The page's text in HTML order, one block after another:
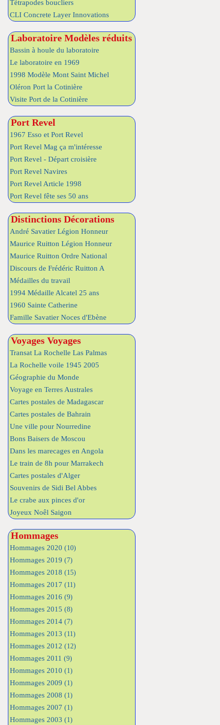
Tétrapodes boucliers
CLI Concrete Layer Innovations
Laboratoire Modèles réduits
Bassin à houle du laboratoire
Le laboratoire en 1969
1998 Modèle Mont Saint Michel
Oléron Port la Cotinière
Visite Port de la Cotinière
Port Revel
1967 Esso et Port Revel
Port Revel Mag ça m'intéresse
Port Revel - Départ croisière
Port Revel Navires
Port Revel Article 1998
Port Revel fête ses 50 ans
Distinctions Décorations
André Savatier Légion Honneur
Maurice Ruitton Légion Honneur
Maurice Ruitton Ordre National
Discours de Frédéric Ruitton A
Médailles du travail
1994 Médaille Alcatel 25 ans
1960 Sainte Catherine
Famille Savatier Noces d'Ebène
Voyages Voyages
Transat La Rochelle Las Palmas
La Rochelle voile 1945 2005
Géographie du Monde
Voyage en Terres Australes
Cartes postales de Madagascar
Cartes postales de Bahrain
Une ville pour Nourredine
Bons Baisers de Moscou
Dans les marecages en Angola
Le train de 8h pour Marrakech
Cartes postales d'Alger
Souvenirs de Sidi Bel Abbes
Le crabe aux pinces d'or
Joyeux Noêl Saigon
Hommages
Hommages 2020 (10)
Hommages 2019 (7)
Hommages 2018 (15)
Hommages 2017 (11)
Hommages 2016 (9)
Hommages 2015 (8)
Hommages 2014 (7)
Hommages 2013 (11)
Hommages 2012 (12)
Hommages 2011 (9)
Hommages 2010 (1)
Hommages 2009 (1)
Hommages 2008 (1)
Hommages 2007 (1)
Hommages 2003 (1)